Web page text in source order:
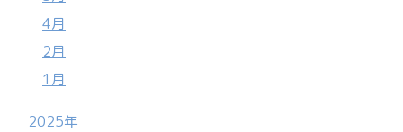
4月
2月
1月
2025年